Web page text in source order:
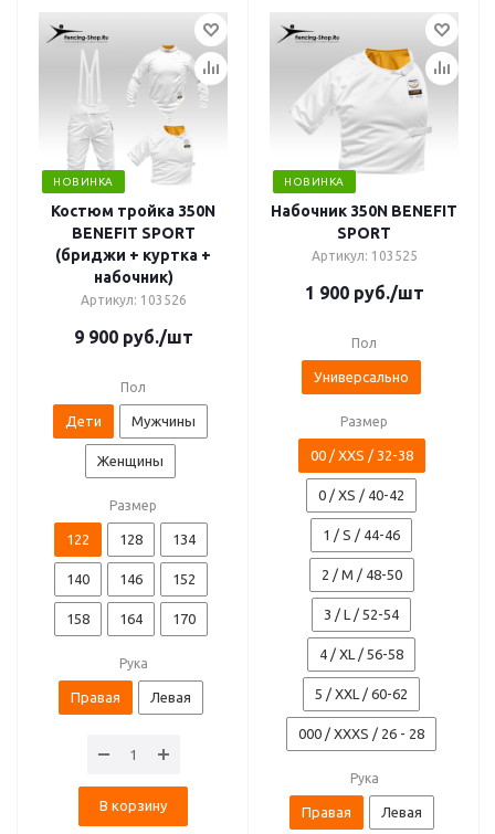
НОВИНКА
Костюм тройка 350N
BENEFIT SPORT
(бриджи + куртка +
набочник)
Артикул: 103526
9 900руб./шт
Пол
Дети Мужчины
Женщины
Размер
122 128 134
140 146 152
158 164 170
Рука
Правая Левая
В корзину
НОВИНКА
Набочник 350N BENEFIT
SPORT
Артикул: 103525
1 900руб./шт
Пол
Универсально
Размер
00 / XXS / 32-38
0 / XS / 40-42
1 / S / 44-46
2 / M / 48-50
3 / L / 52-54
4 / XL / 56-58
5 / XXL / 60-62
000 / XXXS / 26 - 28
Рука
Правая Левая